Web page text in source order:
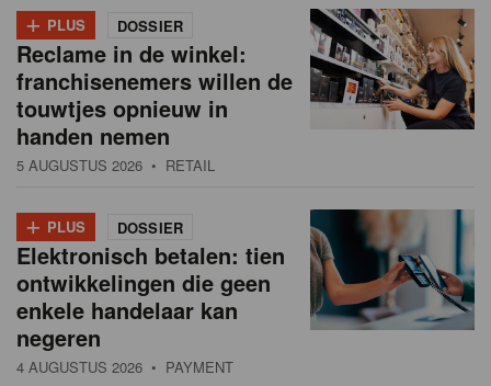
+ PLUS DOSSIER
Reclame in de winkel:
franchisenemers willen de
touwtjes opnieuw in
handen nemen
5 AUGUSTUS 2026 • RETAIL
+ PLUS DOSSIER
Elektronisch betalen: tien
ontwikkelingen die geen
enkele handelaar kan
negeren
4 AUGUSTUS 2026 • PAYMENT